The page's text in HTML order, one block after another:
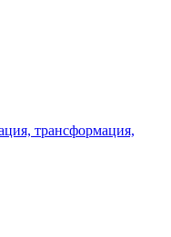
трансформация,